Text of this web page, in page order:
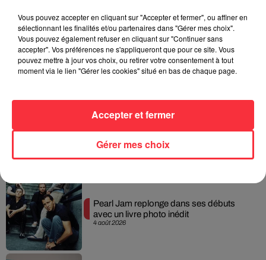
5 août 2026
Queens of the Stone Age lance une ligne
téléphonique pour...
5 août 2026
cinéma avec « Unshatter »
4 août 2026
Pearl Jam replonge dans ses débuts
avec un livre photo inédit
Vous pouvez accepter en cliquant sur "Accepter et fermer", ou affiner en
sélectionnant les finalités et/ou partenaires dans "Gérer mes choix".
Vous pouvez également refuser en cliquant sur "Continuer sans
accepter". Vos préférences ne s'appliqueront que pour ce site. Vous
pouvez mettre à jour vos choix, ou retirer votre consentement à tout
moment via le lien "Gérer les cookies" situé en bas de chaque page.
Gérer mes choix
Accepter et fermer